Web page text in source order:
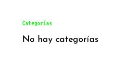
Categorías
No hay categorías